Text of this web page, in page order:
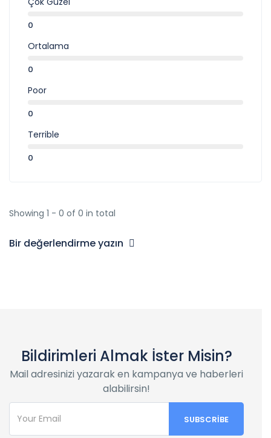
0
Ortalama
0
Poor
0
Terrible
0
Showing 1 - 0 of 0 in total
Bir değerlendirme yazın
Bildirimleri Almak İster Misin?
Mail adresinizi yazarak en kampanya ve haberleri
alabilirsin!